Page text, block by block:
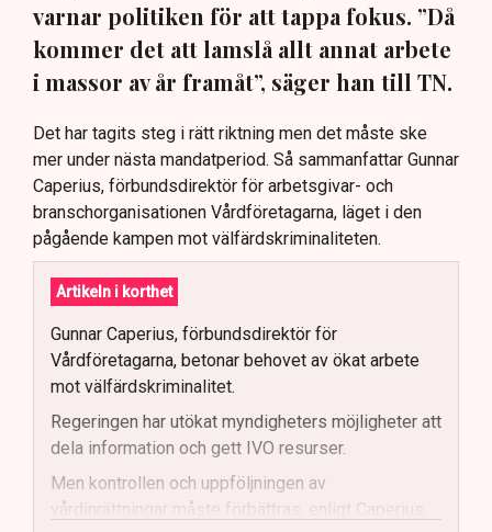
varnar politiken för att tappa fokus. ”Då
kommer det att lamslå allt annat arbete
i massor av år framåt”, säger han till TN.
Det har tagits steg i rätt riktning men det måste ske
mer under nästa mandatperiod. Så sammanfattar Gunnar
Caperius, förbundsdirektör för arbetsgivar- och
branschorganisationen Vårdföretagarna, läget i den
pågående kampen mot välfärdskriminaliteten.
Artikeln i korthet
Gunnar Caperius, förbundsdirektör för
Vårdföretagarna, betonar behovet av ökat arbete
mot välfärdskriminalitet.
Regeringen har utökat myndigheters möjligheter att
dela information och gett IVO resurser.
Men kontrollen och uppföljningen av
vårdinrättningar måste förbättras, enligt Caperius.